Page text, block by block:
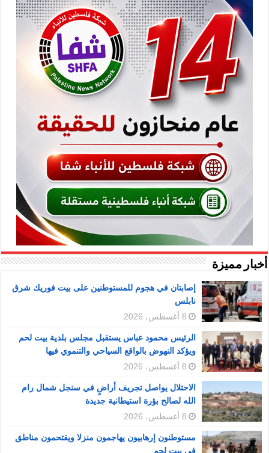
أخبار مميزة
إصابتان في هجوم للمستوطنين على بيت فوريك شرق
نابلس
8 أغسطس، 2026
الرئيس محمود عباس يستقبل مجلس بلدية بيت لحم
ويؤكد النهوض بالواقع السياحي والتنموي فيها
8 أغسطس، 2026
الاحتلال يواصل تجريف أراضٍ في سنجل شمال رام
الله لصالح بؤرة استيطانية جديدة
8 أغسطس، 2026
مستوطنون إرهابيون يهاجمون منزلا ويقتحمون مناطق
في بيت لحم